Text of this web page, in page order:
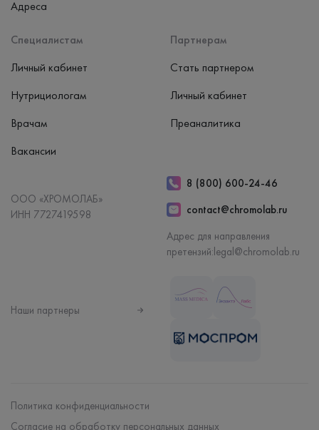
Адреса
Специалистам
Личный кабинет
Нутрициологам
Врачам
Вакансии
Партнерам
Стать партнером
Личный кабинет
Преаналитика
ООО «ХРОМОЛАБ»
ИНН 7727419598
8 (800) 600-24-46
contact@chromolab.ru
Адрес для направления
претензий:legal@chromolab.ru
Наши партнеры
Политика конфиденциальности
Согласие на обработку персональных данных